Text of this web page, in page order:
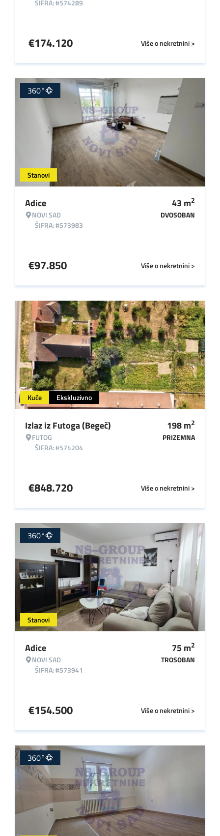
ŠIFRA: #574289
Više o nekretnini >
€174.120
Stanovi
360°
Adice
NOVI SAD
ŠIFRA: #573983
43 m2
DVOSOBAN
Više o nekretnini >
€97.850
Kuće Ekskluzivno
Izlaz iz Futoga (Begeč)
FUTOG
ŠIFRA: #574204
198m2
PRIZEMNA
Više o nekretnini >
€848.720
Stanovi
360°
Adice
NOVI SAD
ŠIFRA: #573941
75m2
TROSOBAN
Više o nekretnini >
€154.500
360°